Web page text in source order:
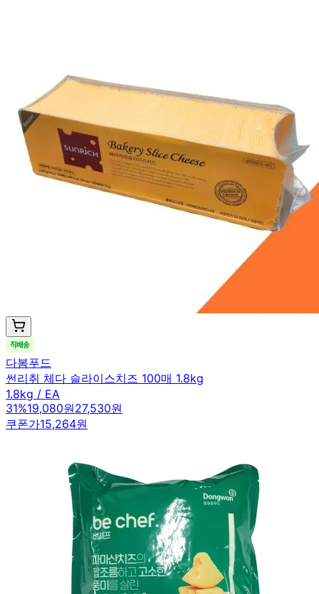
다봄푸드
썬리취 체다 슬라이스치즈 100매 1.8kg
1.8kg / EA
31%19,080원27,530원
쿠폰가15,264원